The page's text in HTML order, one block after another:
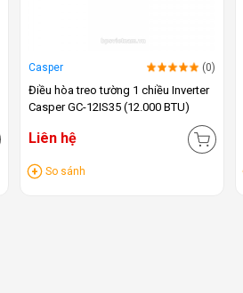
Casper (0)
Điều hòa treo tường 1 chiều Inverter
Casper GC-12IS35 (12.000 BTU)
Liên hệ
So sánh